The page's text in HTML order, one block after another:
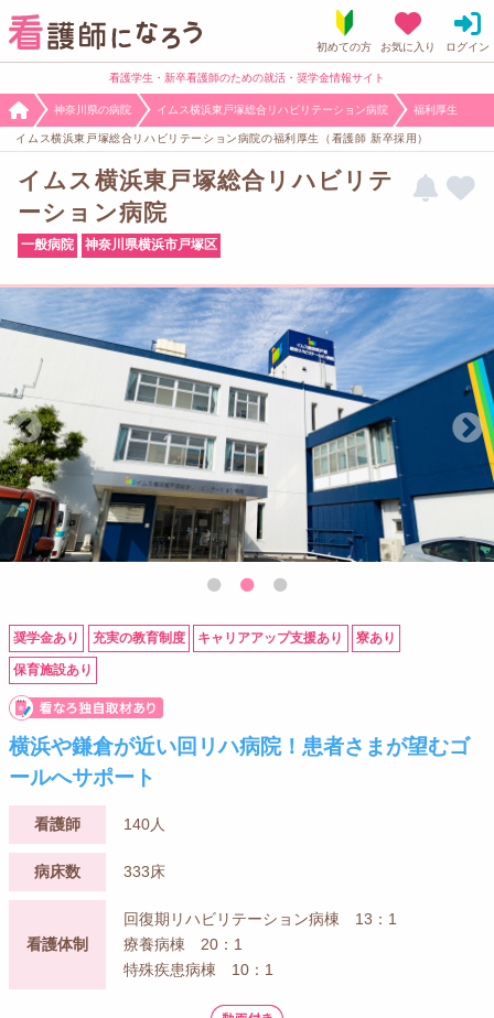
看護学生・新卒看護師のための就活・奨学金情報サイト
神奈川県の病院 イムス横浜東戸塚総合リハビリテーション病院 福利厚生
イムス横浜東戸塚総合リハビリテーション病院の福利厚生（看護師 新卒採用）
イムス横浜東戸塚総合リハビリテ
ーション病院
一般病院 神奈川県横浜市戸塚区
奨学金あり 充実の教育制度 キャリアアップ支援あり 寮あり
保育施設あり
横浜や鎌倉が近い回リハ病院！患者さまが望むゴ
ールへサポート
看護師 140人
病床数 333床
看護体制
回復期リハビリテーション病棟 13：1
療養病棟 20：1
特殊疾患病棟 10：1